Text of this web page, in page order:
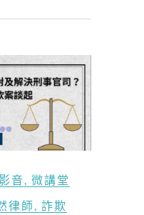
音, 微講堂
律師, 詐欺